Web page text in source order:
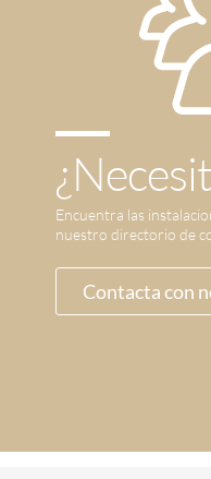
Encuentra las
nuestro directorio de
Contacta con